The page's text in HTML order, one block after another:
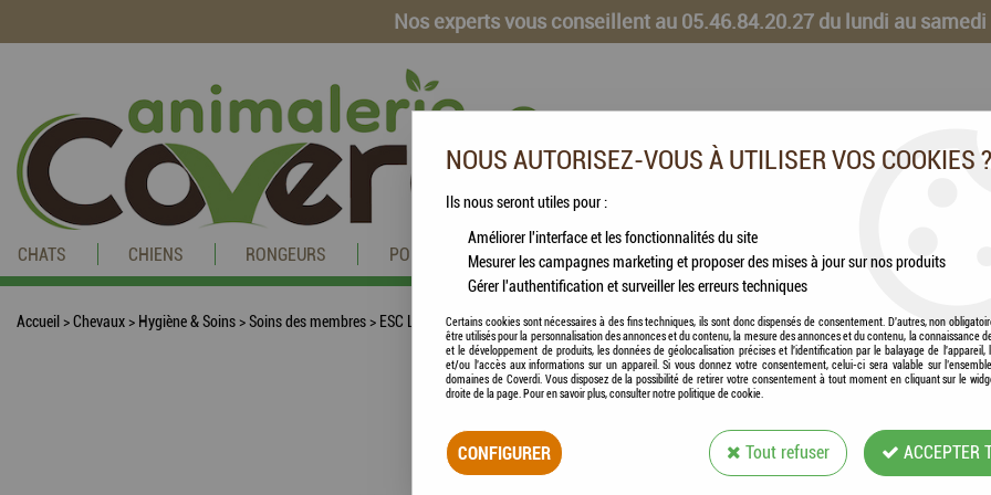
Nos experts vous conseillent au 05.46.84.20.27 du lundi au samedi
CHATS CHIENS RONGEURS POISSONS CHEVAUX VOLAILLES ANIMAUX DE LA FERME
Accueil >Chevaux> Hygiène & Soins>Soins des membres> ESC LABORATOIRE - Astrinjambes, récupération & engorgement tendons - 1,3kg
ESC
&
NOUS AUTORISEZ-VOUS À UTILISER VOS COOKIES ?
Ils nous seront utiles pour :
Améliorer l'interface et les fonctionnalités du site
Mesurer les campagnes marketing et proposer des mises à jour sur nos produits
Gérer l'authentification et surveiller les erreurs techniques
Certains cookies sont nécessaires à des fins techniques, ils sont donc dispensés de consentement. D'autres, non
être utilisés pour la personnalisation des annonces et du contenu, la mesure des annonces et du contenu, la connaissance
et le développement de produits, les données de géolocalisation précises et l'identification par le balayage de l'appareil,
et/ou l'accès aux informations sur un appareil. Si vous donnez votre consentement, celui-ci sera valable sur
domaines de Coverdi. Vous disposez de la possibilité de retirer votre consentement à tout moment en cliquant sur le
droite de la page. Pour en savoir plus, consulter notre politique de cookie.
CONFIGURER Tout refuser ACCEPTER